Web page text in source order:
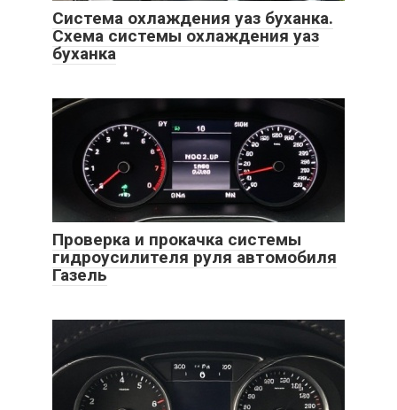
Система охлаждения уаз буханка.
Схема системы охлаждения уаз
буханка
Проверка и прокачка системы
гидроусилителя руля автомобиля
Газель